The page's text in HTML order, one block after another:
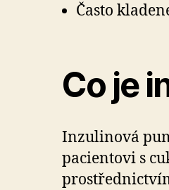
Často
Co je
Inzulinová
pacientovi s